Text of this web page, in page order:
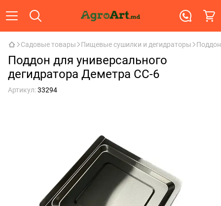
Садовые товары Пищевые сушилки и дегидраторы
Поддон для универсального
дегидратора Деметра СС-6
Артикул:33294